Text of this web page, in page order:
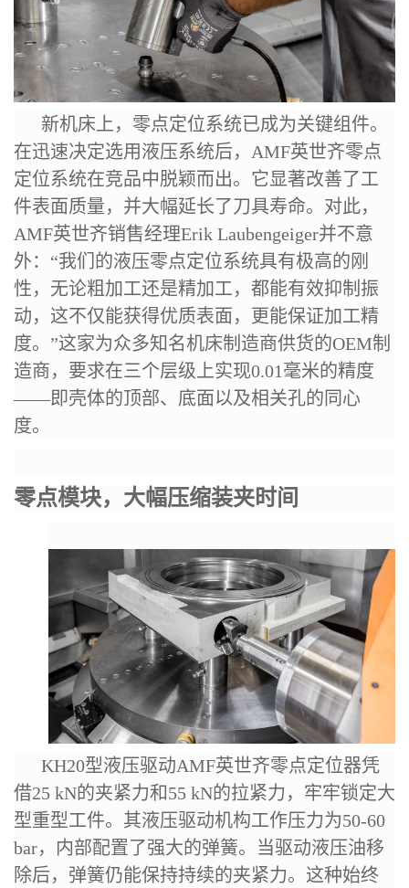
新机床上，零点定位系统已成为关键组件。
在迅速决定选用液压系统后，AMF英世齐零点
定位系统在竞品中脱颖而出。它显著改善了工
件表面质量，并大幅延长了刀具寿命。对此，
AMF英世齐销售经理Erik Laubengeiger并不意
外：“我们的液压零点定位系统具有极高的刚
性，无论粗加工还是精加工，都能有效抑制振
动，这不仅能获得优质表面，更能保证加工精
度。”这家为众多知名机床制造商供货的OEM制
造商，要求在三个层级上实现0.01毫米的精度
——即壳体的顶部、底面以及相关孔的同心
度。
零点模块，大幅压缩装夹时间
KH20型液压驱动AMF英世齐零点定位器凭
借25 kN的夹紧力和55 kN的拉紧力，牢牢锁定大
型重型工件。其液压驱动机构工作压力为50-60
bar，内部配置了强大的弹簧。当驱动液压油移
除后，弹簧仍能保持持续的夹紧力。这种始终